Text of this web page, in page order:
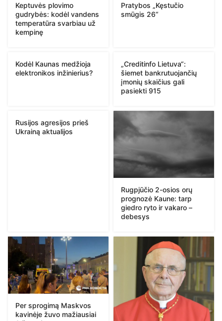
Keptuvės plovimo
gudrybės: kodėl vandens
temperatūra svarbiau už
kempinę
Pratybos „Kęstučio
smūgis 26“
Kodėl Kaunas medžioja
elektronikos inžinierius?
„Creditinfo Lietuva“:
šiemet bankrutuojančių
įmonių skaičius gali
pasiekti 915
Rusijos agresijos prieš
Ukrainą aktualijos
Rugpjūčio 2-osios orų
prognozė Kaune: tarp
giedro ryto ir vakaro –
debesys
Per sprogimą Maskvos
kavinėje žuvo mažiausiai